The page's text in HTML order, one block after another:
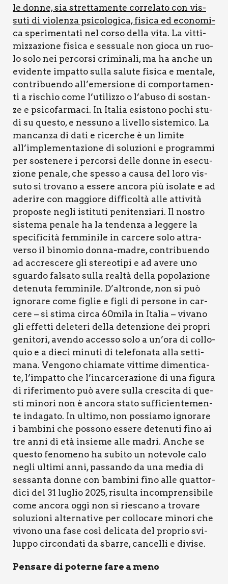
le don­ne, sia stret­ta­men­te cor­re­la­to con vis­
su­ti di vio­len­za psi­co­lo­gi­ca, fisi­ca ed eco­no­mi­
ca spe­ri­men­ta­ti nel cor­so del­la vita. La vit­ti­
miz­za­zio­ne fisi­ca e ses­sua­le non gio­ca un ruo­
lo solo nei per­cor­si cri­mi­na­li, ma ha anche un
evi­den­te impat­to sul­la salu­te fisi­ca e men­ta­le,
con­tri­buen­do all’emersione di com­por­ta­men­
ti a rischio come l’utilizzo o l’abuso di sostan­
ze e psi­co­far­ma­ci. In Ita­lia esi­sto­no pochi stu­
di su que­sto, e nes­su­no a livel­lo siste­mi­co. La
man­can­za di dati e ricer­che è un limi­te
all’implementazione di solu­zio­ni e pro­gram­mi
per soste­ne­re i per­cor­si del­le don­ne in ese­cu­
zio­ne pena­le, che spes­so a cau­sa del loro vis­
su­to si tro­va­no a esse­re anco­ra più iso­la­te e ad
ade­ri­re con mag­gio­re dif­fi­col­tà alle atti­vi­tà
pro­po­ste negli isti­tu­ti peni­ten­zia­ri. Il nostro
siste­ma pena­le ha la ten­den­za a leg­ge­re la
spe­ci­fi­ci­tà fem­mi­ni­le in car­ce­re solo attra­
ver­so il bino­mio don­na-madre, con­tri­buen­do
ad accre­sce­re gli ste­reo­ti­pi e ad ave­re uno
sguar­do fal­sa­to sul­la real­tà del­la popo­la­zio­ne
dete­nu­ta fem­mi­ni­le. D’altronde, non si può
igno­ra­re come figlie e figli di per­so­ne in car­
ce­re – si sti­ma cir­ca 60mila in Ita­lia – viva­no
gli effet­ti dele­te­ri del­la deten­zio­ne dei pro­pri
geni­to­ri, aven­do acces­so solo a un’ora di col­lo­
quio e a die­ci minu­ti di tele­fo­na­ta alla set­ti­
ma­na. Ven­go­no chia­ma­te vit­ti­me dimen­ti­ca­
te, l’impatto che l’incarcerazione di una figu­ra
di rife­ri­men­to può ave­re sul­la cre­sci­ta di que­
sti mino­ri non è anco­ra sta­to suf­fi­cien­te­men­
te inda­ga­to. In ulti­mo, non pos­sia­mo igno­ra­re
i bam­bi­ni che pos­so­no esse­re dete­nu­ti fino ai
tre anni di età insie­me alle madri. Anche se
que­sto feno­me­no ha subi­to un note­vo­le calo
negli ulti­mi anni, pas­san­do da una media di
ses­san­ta don­ne con bam­bi­ni fino alle quat­tor­
di­ci del 31 luglio 2025, risul­ta incom­pren­si­bi­le
come anco­ra oggi non si rie­sca­no a tro­va­re
solu­zio­ni alter­na­ti­ve per col­lo­ca­re mino­ri che
vivo­no una fase così deli­ca­ta del pro­prio svi­
lup­po cir­con­da­ti da sbar­re, can­cel­li e divi­se.
Pen­sa­re di poter­ne fare a meno